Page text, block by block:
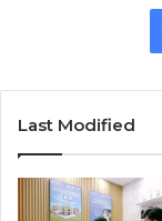
Last Modified